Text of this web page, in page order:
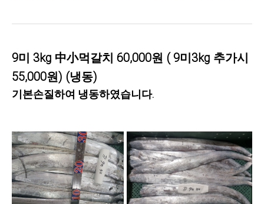
9미 3kg 中小먹갈치 60,000원 ( 9미3kg 추가시
55,000원) (냉동)
기본손질하여 냉동하였습니다.